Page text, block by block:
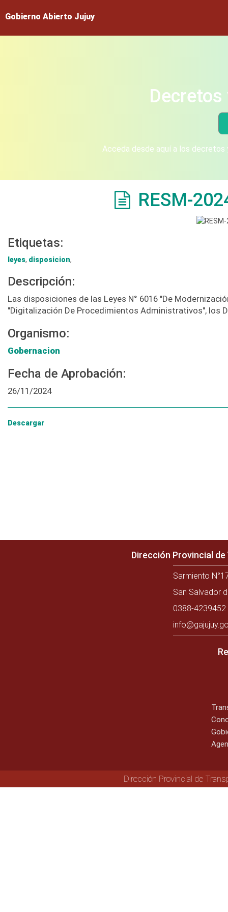
Gobierno Abierto Jujuy
Acceda desde aquí a los
RESM-
Etiquetas:
leyes, disposicion,
Descripción:
Las disposiciones de las Leyes N° 6016 "De
"Digitalización De Procedimientos Administrativos", los
Organismo:
Gobernacion
Fecha de Aprobación:
26/11/2024
Descargar
Dirección Provincial
Sarmiento
San Salvador
0388-
Dirección Provincial de